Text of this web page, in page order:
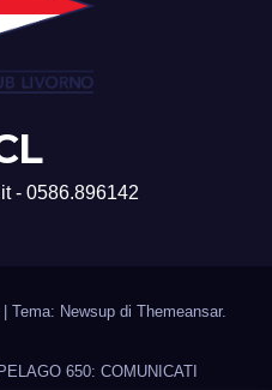
- 0586.896142
| Tema: Newsup di Themeansar.
650: COMUNICATI